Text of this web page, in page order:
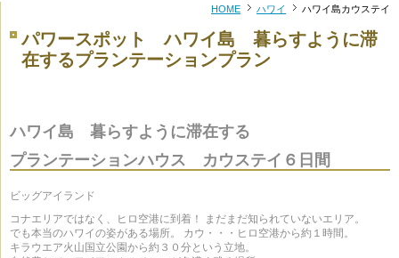
HOME ハワイ ハワイ島カウステイ
パワースポット ハワイ島 暮らすように滞
在するプランテーションプラン
ハワイ島 暮らすように滞在する
プランテーションハウス カウステイ６日間
ビッグアイランド
コナエリアではなく、ヒロ空港に到着！ まだまだ知られていないエリア。
でも本当のハワイの姿がある場所。 カウ・・・ヒロ空港から約１時間。
キラウエア火山国立公園から約３０分という立地。